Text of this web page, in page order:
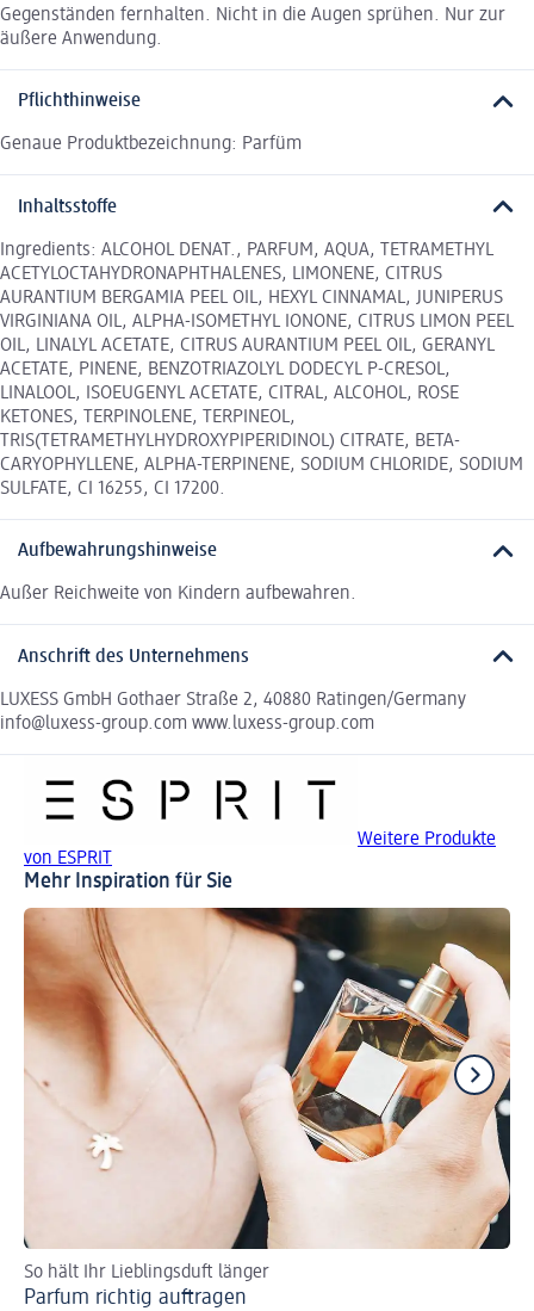
Gegenständen fernhalten. Nicht in die Augen sprühen. Nur zur
äußere Anwendung.
Pflichthinweise
Genaue Produktbezeichnung: Parfüm
Inhaltsstoffe
Ingredients: ALCOHOL DENAT., PARFUM, AQUA, TETRAMETHYL
ACETYLOCTAHYDRONAPHTHALENES, LIMONENE, CITRUS
AURANTIUM BERGAMIA PEEL OIL, HEXYL CINNAMAL, JUNIPERUS
VIRGINIANA OIL, ALPHA-ISOMETHYL IONONE, CITRUS LIMON PEEL
OIL, LINALYL ACETATE, CITRUS AURANTIUM PEEL OIL, GERANYL
ACETATE, PINENE, BENZOTRIAZOLYL DODECYL P-CRESOL,
LINALOOL, ISOEUGENYL ACETATE, CITRAL, ALCOHOL, ROSE
KETONES, TERPINOLENE, TERPINEOL,
TRIS(TETRAMETHYLHYDROXYPIPERIDINOL) CITRATE, BETA-
CARYOPHYLLENE, ALPHA-TERPINENE, SODIUM CHLORIDE, SODIUM
SULFATE, CI 16255, CI 17200.
Aufbewahrungshinweise
Außer Reichweite von Kindern aufbewahren.
Anschrift des Unternehmens
LUXESS GmbH Gothaer Straße 2, 40880 Ratingen/Germany
info@luxess-group.com www.luxess-group.com
Weitere Produkte
von ESPRIT
Mehr Inspiration für Sie
So hält Ihr Lieblingsduft länger
Parfum richtig auftragen